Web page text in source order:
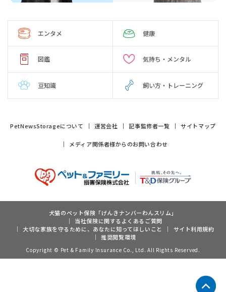
エンタメ 健康
図鑑 気持ち・メンタル
豆知識 飼い方・トレーニング
PetNewsStorageについて 運営会社 記事監修者一覧 サイトマップ
メディア関係者様からのお問い合わせ
犬猫のペット保険「げんきナンバーわんスリム」
当社保険に関するよくあるご質問
大切な家族を守るために、あなたに知ってほしいこと
サイト利用規約
推奨閲覧環境
Copyright © Pet & Family Insurance Co., Ltd. All Rights Reserved.